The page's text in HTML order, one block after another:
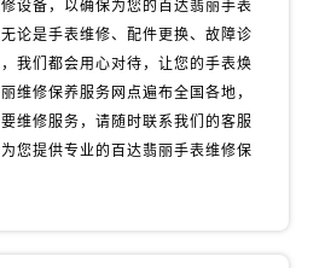
设备，以确保为您的百达翡丽手表
论是手表维修、配件更换、故障诊
我们都会用心对待，让您的手表焕
维修保养服务网点遍布全国各地，
维修服务，请随时联系我们的客服
您提供专业的百达翡丽手表维修保